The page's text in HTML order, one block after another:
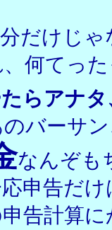
だけじゃ
何てっ
らアナ
バーサ
なんぞも
申告だ
告計算に